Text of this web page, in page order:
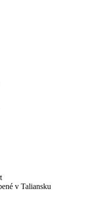
v Taliansku